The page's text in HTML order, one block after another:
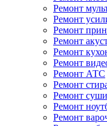
Ремонт
Ремонт
Ремонт
Ремонт
Ремонт
Ремонт
Ремонт АТС
Ремонт
Ремонт
Ремонт
Ремонт